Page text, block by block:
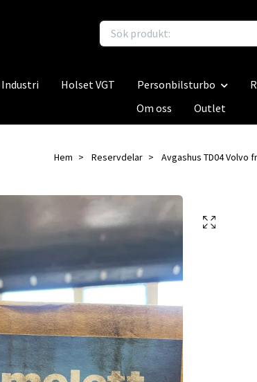
Holset VGT Personbilsturbo
Om oss
Outlet
Hem Reservdelar Avgashus TD04 Volvo